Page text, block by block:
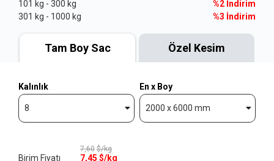
101 kg - 300 kg
%2 İndirim
301 kg - 1000 kg
%3 İndirim
Tam Boy Sac Özel Kesim
Kalınlık
8
En x Boy
2000 x 6000 mm
Birim Fiyatı
7,60 $/kg
7,45 $/kg